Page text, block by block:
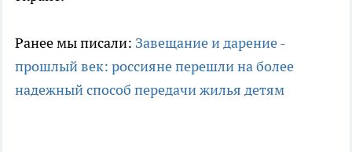
Ранее мы писали: Завещание и дарение -
прошлый век: россияне перешли на более
надежный способ передачи жилья детям